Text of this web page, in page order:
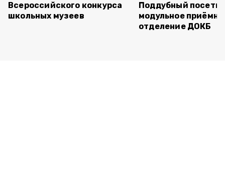
Всероссийского конкурса
школьных музеев
Поддубный
модульное
отделение ДОКБ